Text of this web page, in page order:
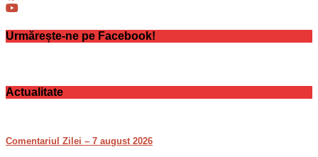
Urmărește-ne pe Facebook!
Actualitate
Comentariul Zilei – 7 august 2026